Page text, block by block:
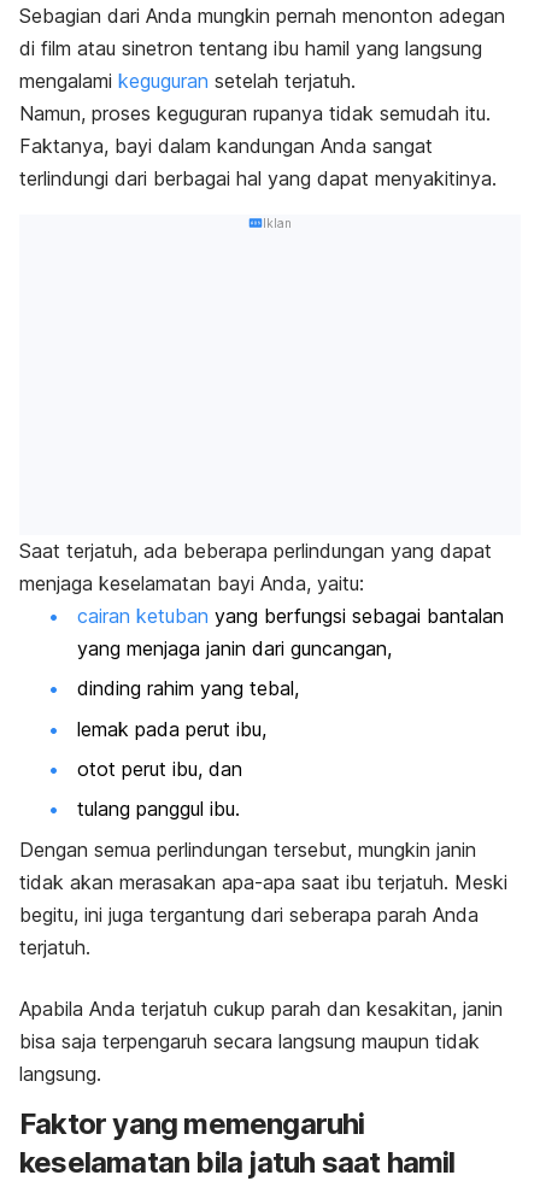
Sebagian dari Anda mungkin pernah menonton adegan
di film atau sinetron tentang ibu hamil yang langsung
mengalami keguguran setelah terjatuh.
Namun, proses keguguran rupanya tidak semudah itu.
Faktanya, bayi dalam kandungan Anda sangat
terlindungi dari berbagai hal yang dapat menyakitinya.
Iklan
Saat terjatuh, ada beberapa perlindungan yang dapat
menjaga keselamatan bayi Anda, yaitu:
cairan ketuban yang berfungsi sebagai bantalan
yang menjaga janin dari guncangan,
dinding rahim yang tebal,
lemak pada perut ibu,
otot perut ibu, dan
tulang panggul ibu.
Dengan semua perlindungan tersebut, mungkin janin
tidak akan merasakan apa-apa saat ibu terjatuh. Meski
begitu, ini juga tergantung dari seberapa parah Anda
terjatuh.
Apabila Anda terjatuh cukup parah dan kesakitan, janin
bisa saja terpengaruh secara langsung maupun tidak
langsung.
Faktor yang memengaruhi
keselamatan bila jatuh saat hamil